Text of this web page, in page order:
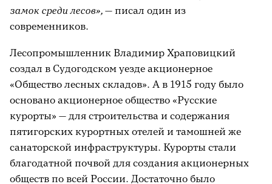
замок среди лесов», — писал один из
современников.
Лесопромышленник Владимир Храповицкий
создал в Судогодском уезде акционерное
«Общество лесных складов». А в 1915 году было
основано акционерное общество «Русские
курорты» — для строительства и содержания
пятигорских курортных отелей и тамошней же
санаторской инфраструктуры. Курорты стали
благодатной почвой для создания акционерных
обществ по всей России. Достаточно было